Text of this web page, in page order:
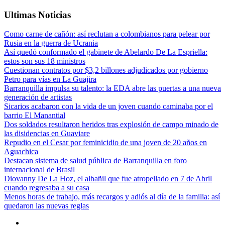
Ultimas Noticias
Como carne de cañón: así reclutan a colombianos para pelear por
Rusia en la guerra de Ucrania
Así quedó conformado el gabinete de Abelardo De La Espriella:
estos son sus 18 ministros
Cuestionan contratos por $3,2 billones adjudicados por gobierno
Petro para vías en La Guajira
Barranquilla impulsa su talento: la EDA abre las puertas a una nueva
generación de artistas
Sicarios acabaron con la vida de un joven cuando caminaba por el
barrio El Manantial
Dos soldados resultaron heridos tras explosión de campo minado de
las disidencias en Guaviare
Repudio en el Cesar por feminicidio de una joven de 20 años en
Aguachica
Destacan sistema de salud pública de Barranquilla en foro
internacional de Brasil
Diovanny De La Hoz, el albañil que fue atropellado en 7 de Abril
cuando regresaba a su casa
Menos horas de trabajo, más recargos y adiós al día de la familia: así
quedaron las nuevas reglas